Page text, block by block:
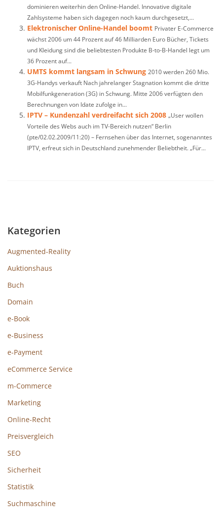
dominieren weiterhin den Online-Handel. Innovative digitale
Zahlsysteme haben sich dagegen noch kaum durchgesetzt,...
Elektronischer Online-Handel boomt Privater E-Commerce
wächst 2006 um 44 Prozent auf 46 Milliarden Euro Bücher, Tickets
und Kleidung sind die beliebtesten Produkte B-to-B-Handel legt um
36 Prozent auf...
UMTS kommt langsam in Schwung 2010 werden 260 Mio.
3G-Handys verkauft Nach jahrelanger Stagnation kommt die dritte
Mobilfunkgeneration (3G) in Schwung. Mitte 2006 verfügten den
Berechnungen von Idate zufolge in...
IPTV – Kundenzahl verdreifacht sich 2008 „User wollen
Vorteile des Webs auch im TV-Bereich nutzen“ Berlin
(pte/02.02.2009/11:20) – Fernsehen über das Internet, sogenanntes
IPTV, erfreut sich in Deutschland zunehmender Beliebtheit. „Für...
Kategorien
Augmented-Reality
Auktionshaus
Buch
Domain
e-Book
e-Business
e-Payment
eCommerce Service
m-Commerce
Marketing
Online-Recht
Preisvergleich
SEO
Sicherheit
Statistik
Suchmaschine